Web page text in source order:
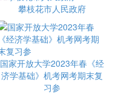
攀枝花市人民政府
国家开放大学2023年春《经
济学基础》机考网考期末复
习参